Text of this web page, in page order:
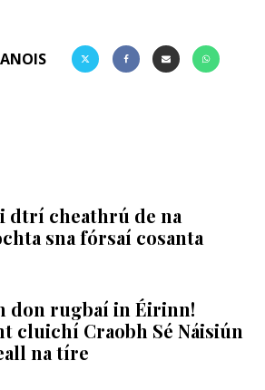
dtrí cheathrú de na
sna fórsaí cosanta
don rugbaí in Éirinn!
cluichí Craobh Sé Náisiún
na tíre